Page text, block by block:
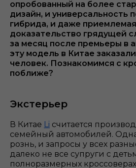
опробованный на более
дизайн, и универсальность
гибрида, и даже
доказательство грядущей
за месяц после премьеры в
эту модель в Китае
человек. Познакомимся с
поближе?
Экстерьер
В Китае Li считается
семейный автомобилей.
рознь, и запросы у всех
далеко не все супруги с
полноразмерных